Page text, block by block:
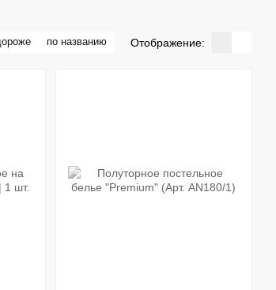
по названию Отображение: